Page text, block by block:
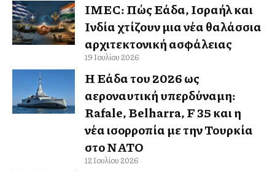
IMEC: Πώς Ελλάδα, Ισραήλ και
Ινδία χτίζουν μια νέα θαλάσσια
αρχιτεκτονική ασφάλειας
19 Ιουλίου 2026
Η Ελλάδα του 2026 ως
αεροναυτική υπερδύναμη:
Rafale, Belharra, F 35 και η
νέα ισορροπία με την Τουρκία
στο ΝΑΤΟ
12 Ιουλίου 2026